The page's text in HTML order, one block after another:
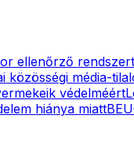
ellenőrző
közösségi média-
védelméért
hiánya miatt